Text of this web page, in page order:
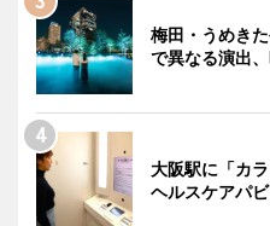
梅田・うめき
で異なる演出
大阪駅に「カ
ヘルスケアパ